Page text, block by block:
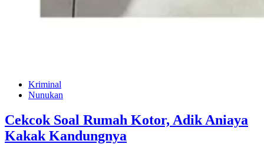
Kriminal
Nunukan
Cekcok Soal Rumah Kotor, Adik Aniaya
Kakak Kandungnya